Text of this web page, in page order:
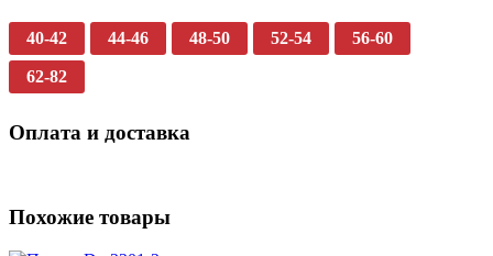
40-42 44-46 48-50 52-54 56-60
62-82
Оплата и доставка
Похожие товары